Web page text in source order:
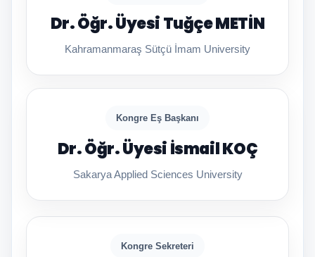
Dr. Öğr. Üyesi Tuğçe METİN
Kahramanmaraş Sütçü İmam University
Kongre Eş Başkanı
Dr. Öğr. Üyesi İsmail KOÇ
Sakarya Applied Sciences University
Kongre Sekreteri